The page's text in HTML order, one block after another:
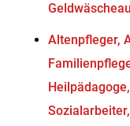
Altenpfleger,